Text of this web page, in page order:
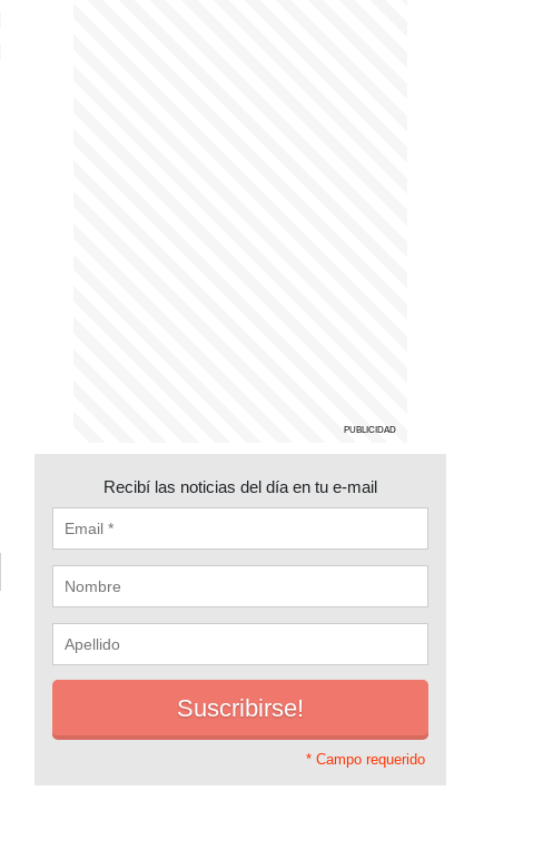
Recibí las noticias del día en tu e-mail
* Campo requerido